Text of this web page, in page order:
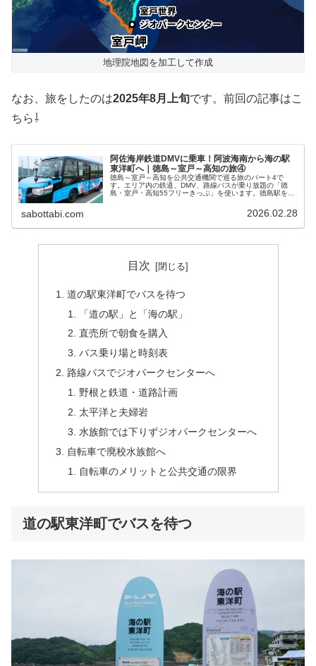
地理院地図を加工して作成
なお、旅をしたのは2025年8月上旬です。前回の記事はこ
ちら⇩
阿佐海岸鉄道DMVに乗車！阿波海南から海の駅
東洋町へ｜徳島～室戸～高知の旅④
徳島～室戸～高知を公共交通機関で巡る旅のパート4で
す。エリア内の鉄道、DMV、路線バスが乗り放題の「徳
島・室戸・高知55フリーきっぷ」を使います。徳島駅を出
sabottabi.com 2026.02.28
目次
道の駅東洋町でバスを待つ
「道の駅」と「海の駅」
直売所で朝食を購入
バス乗り場と時刻表
路線バスでジオパークセンターへ
野根と鉄道・道路計画
太平洋と夫婦岩
水族館では下りずジオパークセンターへ
自転車で廃校水族館へ
自転車のメリットと公共交通の限界
道の駅東洋町でバスを待つ